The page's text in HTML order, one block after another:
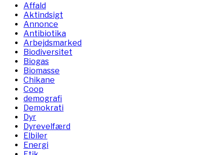
Affald
Aktindsigt
Annonce
Antibiotika
Arbejdsmarked
Biodiversitet
Biogas
Biomasse
Chikane
Coop
demografi
Demokrati
Dyr
Dyrevelfærd
Elbiler
Energi